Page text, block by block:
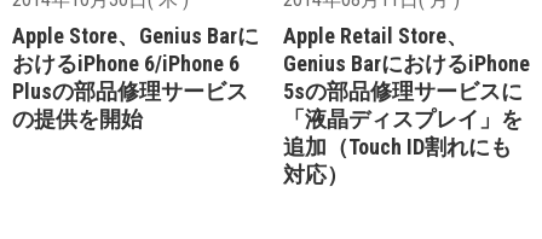
Apple Store、Genius Barに
おけるiPhone 6/iPhone 6
Plusの部品修理サービス
の提供を開始
Apple Retail Store、
Genius BarにおけるiPhone
5sの部品修理サービスに
「液晶ディスプレイ」を
追加（Touch ID割れにも
対応）